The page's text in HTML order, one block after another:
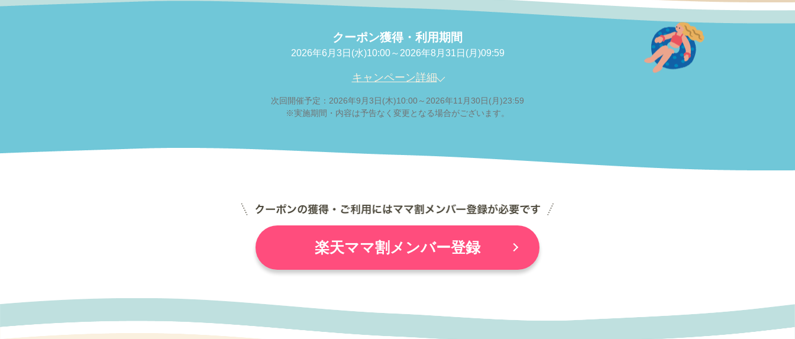
クーポン獲得・利用期間
2026年6月3日(水)10:00～2026年8月31日(月)09:59
キャンペーン詳細
次回開催予定：2026年9月3日(木)10:00～2026年11月30日(月)23:59
※実施期間・内容は予告なく変更となる場合がございます。
楽天ママ割メンバー登録